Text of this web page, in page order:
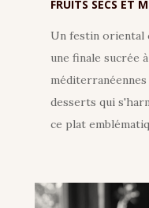
FRUITS SECS ET
Un festin oriental
une finale sucrée
desserts qui
ce plat